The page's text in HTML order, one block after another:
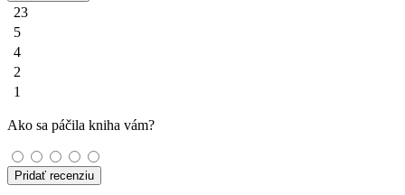
23
5
4
2
1
Ako sa páčila kniha vám?
Pridať recenziu